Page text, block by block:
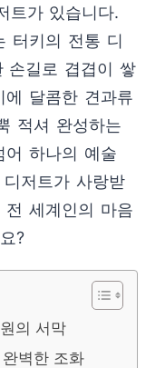
트가 있습니다.
터키의 전통 디
손길로 겹겹이 쌓
에 달콤한 견과류
적셔 완성하는
어 하나의 예술
저트가 사랑받
전 세계인의 마음
?
의 서막
벽한 조화